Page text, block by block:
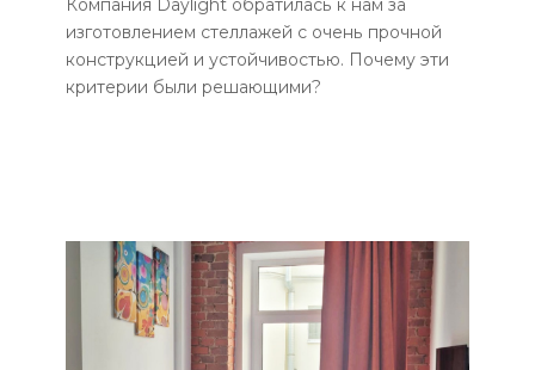
Компания Daylight обратилась к нам за
изготовлением стеллажей с очень прочной
конструкцией и устойчивостью. Почему эти
критерии были решающими?